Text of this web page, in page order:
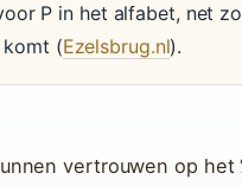
P in het alfabet, net
komt (Ezelsbrug.nl).
vertrouwen op het